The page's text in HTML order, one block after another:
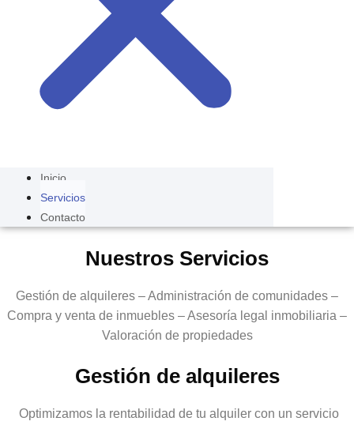
Inicio
Servicios
Contacto
Nuestros Servicios
Gestión de alquileres – Administración de comunidades –
Compra y venta de inmuebles – Asesoría legal inmobiliaria –
Valoración de propiedades
Gestión de alquileres
Optimizamos la rentabilidad de tu alquiler con un servicio